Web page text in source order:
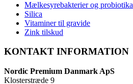
Mælkesyrebakterier og probiotika
Silica
Vitaminer til gravide
Zink tilskud
KONTAKT INFORMATION
Nordic Premium Danmark ApS
Klosterstræde 9